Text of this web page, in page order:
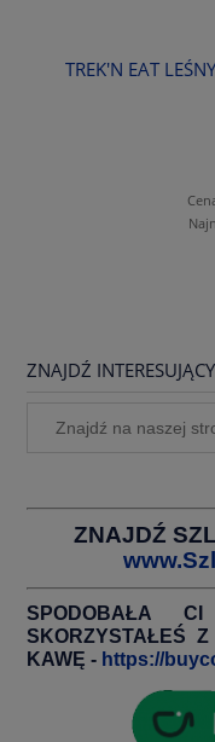
TREK'N EAT
ZNAJDŹ
ZNAJDŹ
SPODOBAŁA
SKORZYSTAŁEŚ
KAWĘ - https://